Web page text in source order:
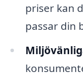
priser kan
passar din